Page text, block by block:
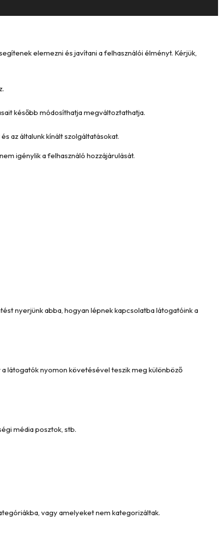
elemezni és javítani a felhasználói élményt. Kérjük,
később módosíthatja megváltoztathatja.
az általunk kínált szolgáltatásokat.
igénylik a felhasználó hozzájárulását.
nyerjünk abba, hogyan lépnek kapcsolatba látogatóink a
látogatók nyomon követésével teszik meg különböző
média posztok, stb.
vagy amelyeket nem kategorizáltak.